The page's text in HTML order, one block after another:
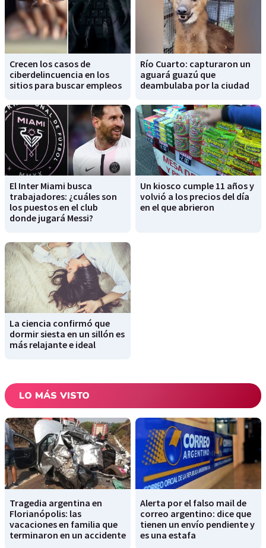
Crecen los casos de
ciberdelincuencia en los
sitios para buscar empleos
Río Cuarto: capturaron un
aguará guazú que
deambulaba por la ciudad
El Inter Miami busca
trabajadores: ¿cuáles son
los puestos en el club
donde jugará Messi?
Un kiosco cumple 11 años y
volvió a los precios del día
en el que abrieron
La ciencia confirmó que
dormir siesta en un sillón es
más relajante e ideal
LO MÁS VISTO
Tragedia argentina en
Florianópolis: las
vacaciones en familia que
terminaron en un accidente
Alerta por el falso mail de
correo argentino: dice que
tienen un envío pendiente y
es una estafa